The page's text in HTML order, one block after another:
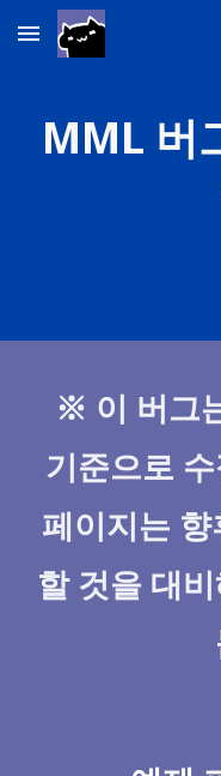
Skip to main content
MML 버
※ 이 버그
기준으로
페이지는
할 것을 대